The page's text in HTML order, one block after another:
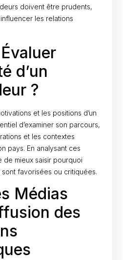
doivent être prudents,
les relations
d’un
?
et les positions d’un
d’examiner son parcours,
et les contextes
pays. En analysant ces
de mieux saisir pourquoi
favorisées ou critiquées.
Médias
des